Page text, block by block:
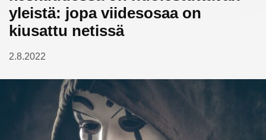
yleistä: jopa viidesosaa on
kiusattu netissä
2.8.2022